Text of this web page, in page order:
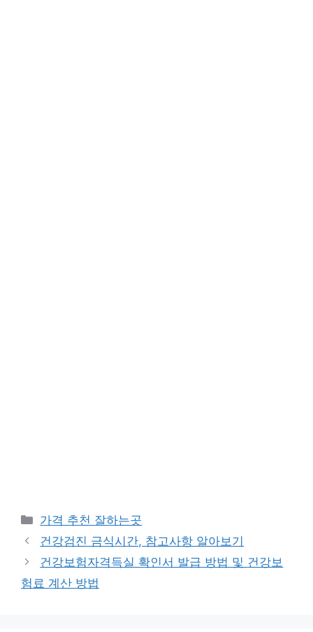
카
테
리
가격 추천 잘하는곳
건강검진 금식시간, 참고사항 알아보기
건강보험자격득실 확인서 발급 방법 및 건강보
험료 계산 방법